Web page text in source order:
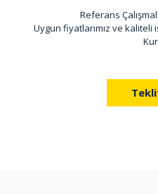
Referans
Uygun fiyatlarımız ve kaliteli